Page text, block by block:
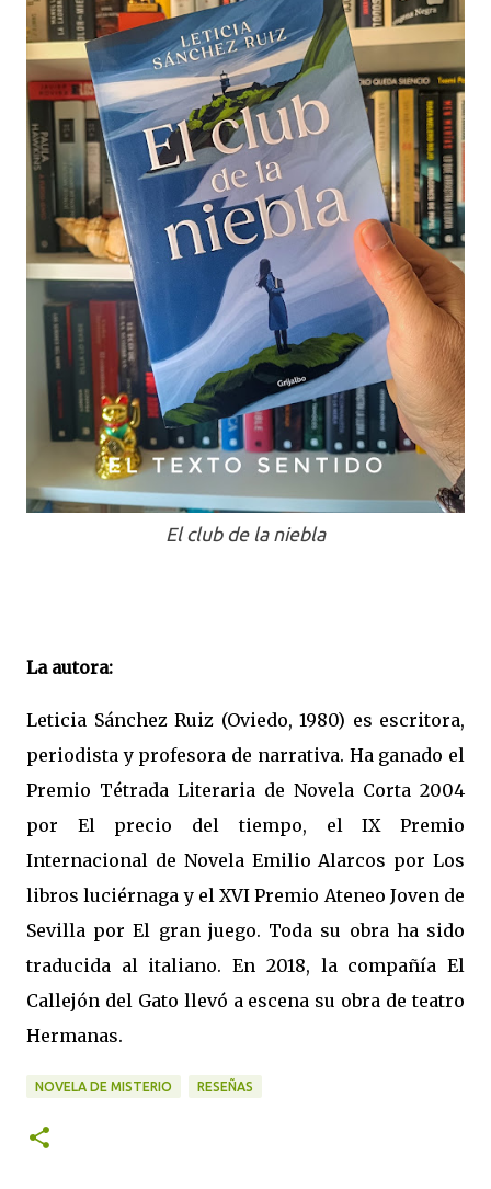
El club de la niebla
La autora:
Leticia Sánchez Ruiz (Oviedo, 1980) es escritora,
periodista y profesora de narrativa. Ha ganado el
Premio Tétrada Literaria de Novela Corta 2004
por El precio del tiempo, el IX Premio
Internacional de Novela Emilio Alarcos por Los
libros luciérnaga y el XVI Premio Ateneo Joven de
Sevilla por El gran juego. Toda su obra ha sido
traducida al italiano. En 2018, la compañía El
Callejón del Gato llevó a escena su obra de teatro
Hermanas.
NOVELA DE MISTERIO RESEÑAS